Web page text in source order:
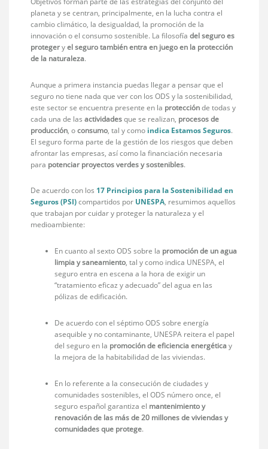
planeta y se centran, principalmente, en la lucha contra el
cambio climático, la desigualdad, la promoción de la
innovación o el consumo sostenible. La filosofía del seguro es
protegeryel seguro también entra en juego en la protección
de la naturaleza.
Aunque a primera instancia puedas llegar a pensar que el
seguro no tiene nada que ver con los ODS y la sostenibilidad,
este sector se encuentra presente en la protecciónde todas y
cada una de lasactividadesque se realizan, procesos de
producción, oconsumo, tal y como indica Estamos Seguros.
El seguro forma parte de la gestión de los riesgos que deben
afrontar las empresas, así como la financiación necesaria
para potenciar proyectos verdes y sostenibles.
De acuerdo con los 17 Principios para la Sostenibilidad en
Seguros (PSI)compartidos por UNESPA, resumimos aquellos
que trabajan por cuidar y proteger la naturaleza y el
medioambiente:
En cuanto al sexto ODS sobre la promoción de un agua
limpia y saneamiento, tal y como indica UNESPA, el
seguro entra en escena a la hora de exigir un
“tratamiento eficaz y adecuado” del agua en las
pólizas de edificación.
De acuerdo con el séptimo ODS sobre energía
asequible y no contaminante, UNESPA reitera el papel
del seguro en la promoción de eficiencia energéticay
la mejora de la habitabilidad de las viviendas.
En lo referente a la consecución de ciudades y
comunidades sostenibles, el ODS número once, el
seguro español garantiza el mantenimiento y
renovación de las más de 20 millones de viviendas y
comunidades que protege.